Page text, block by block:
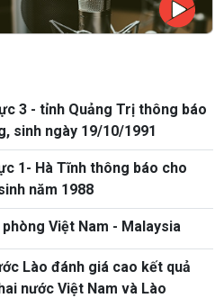
3 - tỉnh Quảng Trị thông báo
sinh ngày 19/10/1991
1- Hà Tĩnh thông báo cho
năm 1988
Việt Nam - Malaysia
Lào đánh giá cao kết quả
nước Việt Nam và Lào